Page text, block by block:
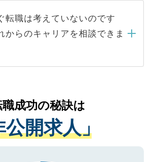
関が求める条件に合った人材の
介会社に依頼するケースが増え
絡はキャリアパートナーが行い
漏えいすることはありませんの
ください。当サイトからの登録
したご登録者様の個人情報は、
ャリアアップおよび転職活動の
に使用いたします。お預かりし
ての個人データはご本人の許可
報の取り扱いについての厳密な
満たした事業者のみに付与され
バシーマークを取得済みです。
転職は考えていないのです
からのキャリアを相談できま
、現在の医療機関の状況や紹介
えながら、適切なアドバイスを
だきます。すぐにご転職をされ
、長期的なサポートが可能です
はご登録ください。
成功の秘訣は
公開求人」